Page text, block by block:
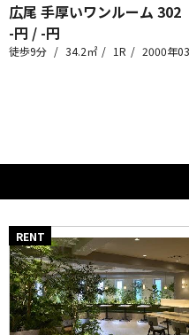
広尾 手厚いワンルーム 302
-円 / -円
徒歩9分 34.2㎡ 1R 2000年
RENT